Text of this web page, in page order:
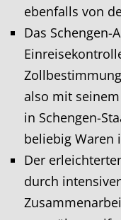
ebenfalls von
Das
also mit
in Schengen-
beliebig Waren
Der
durch